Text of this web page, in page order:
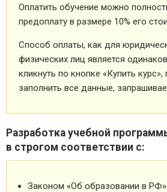
Оплатить обучение можно
предоплату в размере 10% его
Способ оплаты, как для
физических лиц является
кликнуть по кнопке «Купить курс»,
заполнить все данные,
Разработка учебной
в строгом соответствии с:
Законом «Об образовании в